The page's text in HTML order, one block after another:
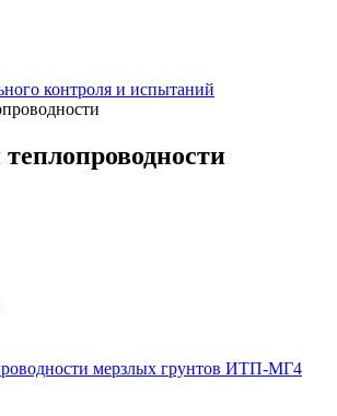
контроля и испытаний
мерзлых грунтов ИТП-МГ4